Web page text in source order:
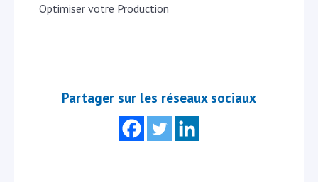
Optimiser votre Production
Partager sur les réseaux sociaux